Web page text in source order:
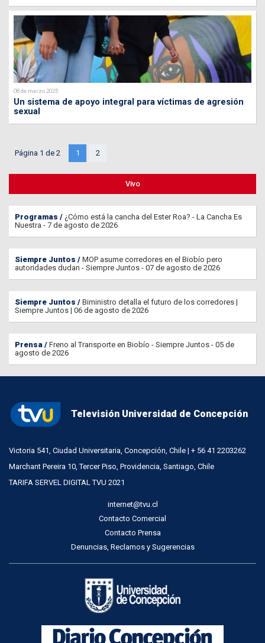
08 de marzo 2025
Un sistema de apoyo integral para víctimas de agresión
sexual
Página 1 de 2 1 2
Vivo
Programas
¿Cómo está la cancha del Ester Roa? - La Cancha Es
Nuestra - 7 de agosto de 2026
Siempre Juntos
MOP asume corredores en el Biobío pero
autoridades dudan - Siempre Juntos - 07 de agosto de 2026
Siempre Juntos
Biministro detalla el futuro de los corredores |
Siempre Juntos | 06 de agosto de 2026
Prensa
Freno al Transporte en Biobío - Siempre Juntos - 05 de
agosto de 2026
Televisión Universidad de Concepción
Victoria 541, Ciudad Universitaria, Concepción, Chile | + 56 41 2203262
Marchant Pereira 10, Tercer Piso, Providencia, Santiago, Chile
TARIFA SERVEL DIGITAL TVU 2021
internet@tvu.cl
Contacto Comercial
Contacto Prensa
Denuncias, Reclamos y Sugerencias